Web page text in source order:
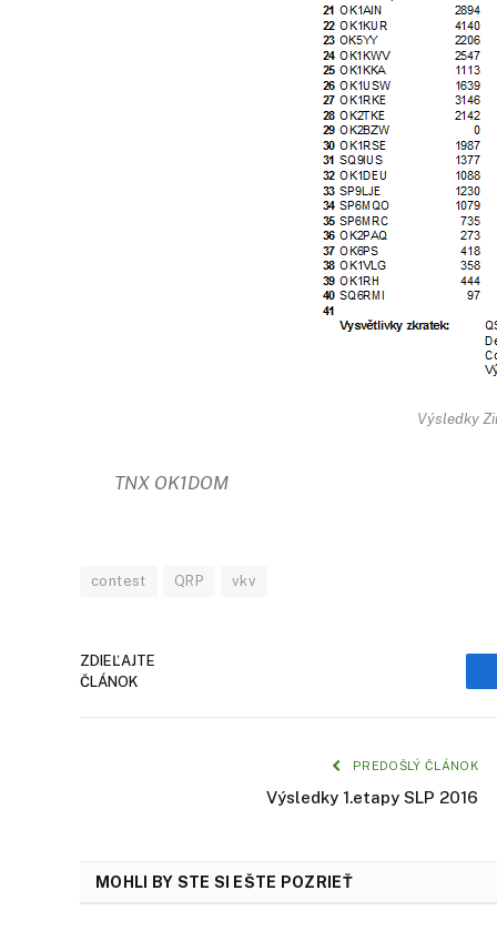
Výsledky
TNX OK1DOM
contest QRP vkv
ZDIEĽAJTE
ČLÁNOK
PREDOŠLÝ ČLÁNOK
Výsledky 1.etapy SLP 2016
MOHLI BY STE SI EŠTE POZRIEŤ